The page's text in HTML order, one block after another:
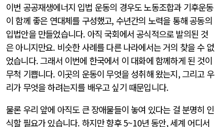
이번 공공재생에너지 입법 운동의 경우도 노동조합과 기후운동
이 함께 좋은 연대체를 구성했고, 수년간의 노력을 통해 공동의
입법안을 만들었습니다. 아직 국회에서 공식적으로 발의된 것
은 아니지만요. 비슷한 사례를 다른 나라에서는 거의 찾을 수 없
었습니다. 그래서 이번에 한국에서 이 대화에 함께하게 된 것이
무척 기쁩니다. 이곳의 운동이 무엇을 성취해 왔는지, 그리고 우
리가 무엇을 하려는지를 배우고 싶기 때문입니다.
물론 우리 앞에 아직도 큰 장애물들이 놓여 있다는 걸 분명히 인
식할 필요가 있습니다. 하지만 향후 5~10년 동안, 세계 어디서